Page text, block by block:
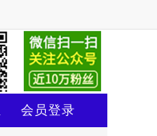
会员登录